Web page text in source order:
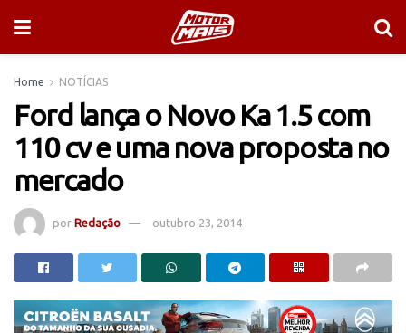
Home NOTÍCIAS
Ford lança o Novo Ka 1.5 com
110 cv e uma nova proposta no
mercado
por Redação outubro 23, 2014